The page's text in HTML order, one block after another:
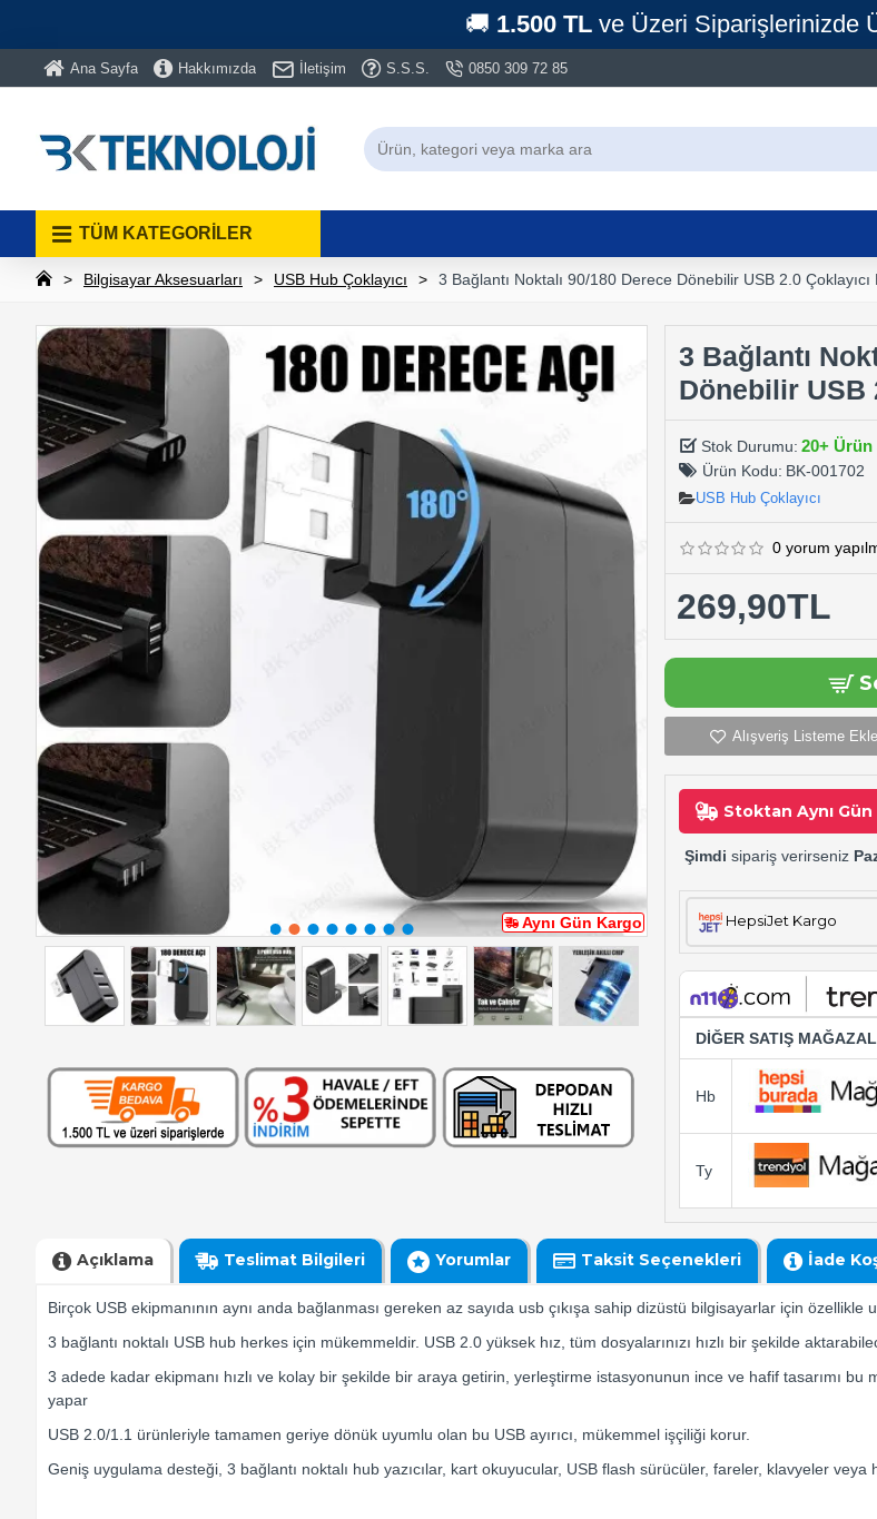
🚚 1.500 TLve Üzeri Siparişlerinizde
Ana Sayfa Hakkımızda İletişim S.S.S. 0850 309 72 85
TÜM KATEGORİLER
Bilgisayar Aksesuarları USB Hub Çoklayıcı 3 Bağlantı Noktalı 90/180 Derece Dönebilir USB 2.0 Çoklayıcı
Aynı Gün Kargo
3 Bağlantı
Dönebilir USB
Stok Durumu: 20+
Ürün Kodu: BK-001702
USB Hub Çoklayıcı
0 yorum
269,90TL
Alışveriş Listeme Ekle
Stoktan Aynı Gün
Şimdi sipariş verirseniz
HepsiJet Kargo
DİĞER SATIŞ
Hb
Ty
Açıklama Teslimat Bilgileri Yorumlar Taksit Seçenekleri İade
Birçok USB ekipmanının aynı anda bağlanması gereken az sayıda usb çıkışa sahip dizüstü bilgisayarlar için özellikle
3 bağlantı noktalı USB hub herkes için mükemmeldir. USB 2.0 yüksek hız, tüm dosyalarınızı hızlı bir şekilde
3 adede kadar ekipmanı hızlı ve kolay bir şekilde bir araya getirin, yerleştirme istasyonunun ince ve hafif tasarımı bu
yapar
USB 2.0/1.1 ürünleriyle tamamen geriye dönük uyumlu olan bu USB ayırıcı, mükemmel işçiliği korur.
Geniş uygulama desteği, 3 bağlantı noktalı hub yazıcılar, kart okuyucular, USB flash sürücüler, fareler, klavyeler